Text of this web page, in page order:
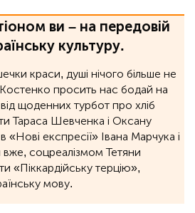
ви – на передовій
культуру.
краси, душі нічого більше не
просить нас бодай на
від щоденних турбот про хліб
Тараса Шевченка і Оксану
«Нові експресії» Івана Марчука і
соцреалізмом Тетяни
«Піккардійську терцію»,
мову.